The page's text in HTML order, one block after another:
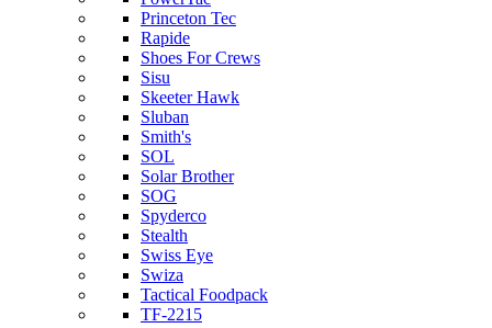
Princeton Tec
Rapide
Shoes For Crews
Sisu
Skeeter Hawk
Sluban
Smith's
SOL
Solar Brother
SOG
Spyderco
Stealth
Swiss Eye
Swiza
Tactical Foodpack
TF-2215